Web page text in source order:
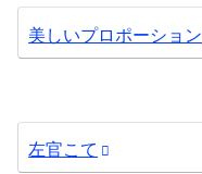
美しいプロポーション
左官こて